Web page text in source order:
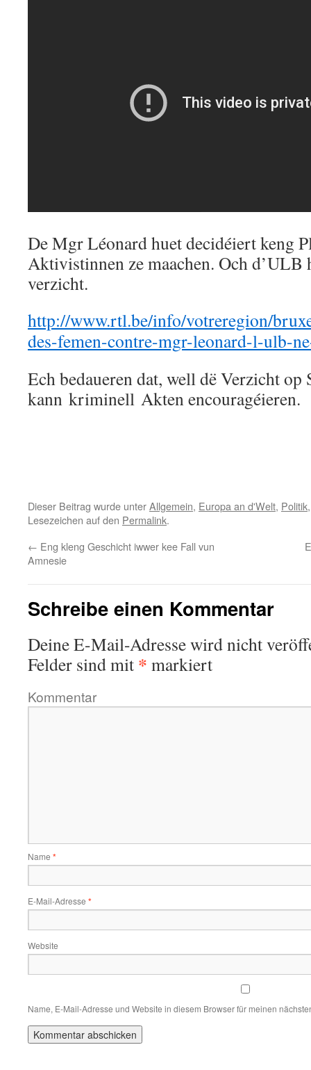
De Mgr Léonard huet decidéiert keng
Aktivistinnen ze maachen. Och d’ULB
verzicht.
http://www.rtl.be/info/votreregion/
des-femen-contre-mgr-leonard-l-ulb-
Ech bedaueren dat, well dë Verzicht op
kann kriminell Akten encouragéieren.
Dieser Beitrag wurde unterAllgemein, Europa an d'Welt, Politik
Lesezeichen auf den Permalink.
← Eng kleng Geschicht iwwer kee Fall vun
Amnesie
Schreibe einen Kommentar
Deine E-Mail-Adresse wird nicht
Felder sind mit * markiert
Kommentar
Name *
E-Mail-Adresse *
Website
Name, E-Mail-Adresse und Website in diesem Browser für meinen